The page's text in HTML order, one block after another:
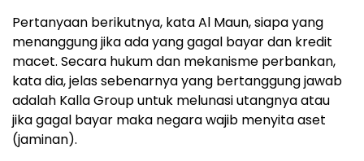
Pertanyaan berikutnya, kata Al Maun, siapa yang
menanggung jika ada yang gagal bayar dan kredit
macet. Secara hukum dan mekanisme perbankan,
kata dia, jelas sebenarnya yang bertanggung jawab
adalah Kalla Group untuk melunasi utangnya atau
jika gagal bayar maka negara wajib menyita aset
(jaminan).